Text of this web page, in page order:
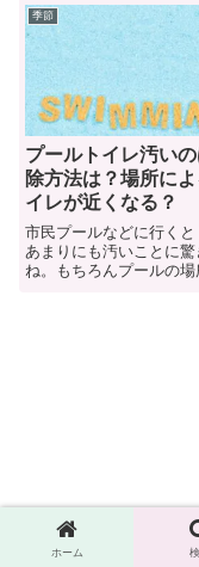
実際に誘われたときど
いのでしょうか？色々な
を聞いてみたので参考に
う。また彼氏からプール
ても入らなくてすむ正当
断り方について紹介し
季節
プールトイレ汚い
除方法は？場所によ
イレが近くなる？
市民プールなどに行く
あまりにも汚いことに驚
ね。もちろんプールの場
ホーム